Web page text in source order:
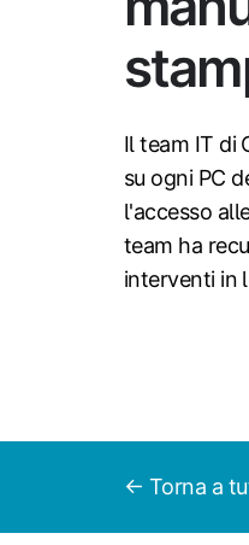
Il team IT di
su ogni PC
l'accesso
team ha
interventi in
← Torna a